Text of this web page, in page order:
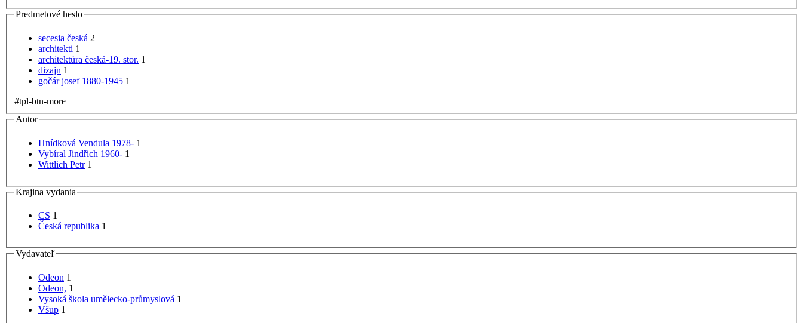
Predmetové heslo
secesia česká 2
architekti 1
architektúra česká-19. stor. 1
dizajn 1
gočár josef 1880-1945 1
#tpl-btn-more
Autor
Hnídková Vendula 1978- 1
Vybíral Jindřich 1960- 1
Wittlich Petr 1
Krajina vydania
CS 1
Česká republika 1
Vydavateľ
Odeon 1
Odeon, 1
Vysoká škola umělecko-průmyslová 1
Všup 1